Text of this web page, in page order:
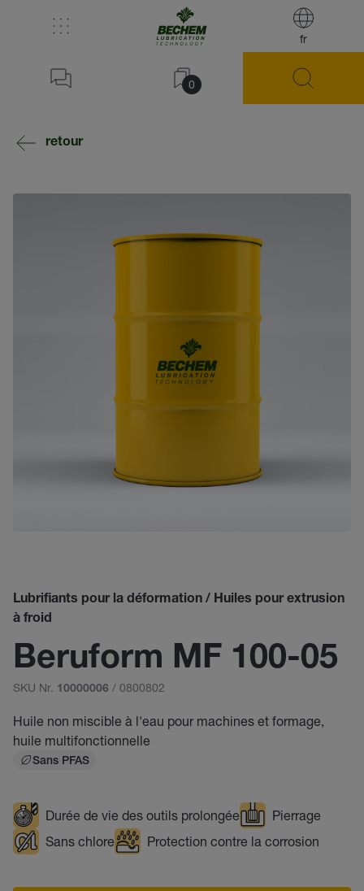
fr
0
retour
Lubrifiants pour la déformation / Huiles pour extrusion
à froid
Beruform MF 100-05
SKU Nr. 10000006 / 0800802
Huile non miscible à l'eau pour machines et formage,
huile multifonctionnelle
Sans PFAS
Durée de vie des outils prolongée
Pierrage
Sans chlore
Protection contre la corrosion